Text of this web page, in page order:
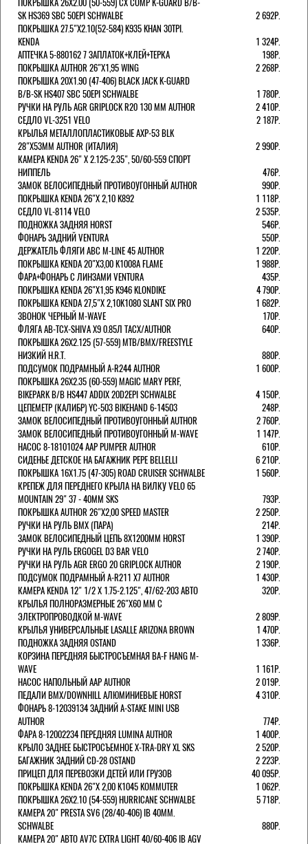
SK HS369 SBC 50EPI SCHWALBE
2 692Р.
ПОКРЫШКА 27.5"Х2.10(52-584) K935 KHAN 30TPI.
KENDA
1 324Р.
АПТЕЧКА 5-880162 7 ЗАПЛАТОК+КЛЕЙ+ТЕРКА
198Р.
ПОКРЫШКА AUTHOR 26"Х1,95 WING
2 268Р.
ПОКРЫШКА 20X1.90 (47-406) BLACK JACK K-GUARD
B/B-SK HS407 SBC 50EPI SCHWALBE
1 780Р.
РУЧКИ НА РУЛЬ AGR GRIPLOCK R20 130 ММ AUTHOR
2 410Р.
СЕДЛО VL-3251 VELO
2 187Р.
КРЫЛЬЯ МЕТАЛЛОПЛАСТИКОВЫЕ AXP-53 BLK
28"Х53ММ AUTHOR (ИТАЛИЯ)
2 990Р.
КАМЕРА KENDA 26" Х 2.125-2.35", 50/60-559 СПОРТ
НИППЕЛЬ
476Р.
ЗАМОК ВЕЛОСИПЕДНЫЙ ПРОТИВОУГОННЫЙ AUTHOR
990Р.
ПОКРЫШКА KENDA 26"Х 2,10 K892
1 118Р.
СЕДЛО VL-8114 VELO
2 535Р.
ПОДНОЖКА ЗАДНЯЯ HORST
546Р.
ФОНАРЬ ЗАДНИЙ VENTURA
550Р.
ДЕРЖАТЕЛЬ ФЛЯГИ АВС M-LINE 45 AUTHOR
1 220Р.
ПОКРЫШКА KENDA 20"Х3,00 K1008A FLAME
1 988Р.
ФАРА+ФОНАРЬ С ЛИНЗАМИ VENTURA
435Р.
ПОКРЫШКА KENDA 26"Х1,95 K946 KLONDIKE
4 790Р.
ПОКРЫШКА KENDA 27,5"Х 2,10K1080 SLANT SIX PRO
1 682Р.
ЗВОНОК ЧЕРНЫЙ M-WAVE
170Р.
ФЛЯГА AB-TCX-SHIVA X9 0.85Л TACX/AUTHOR
640Р.
ПОКРЫШКА 26X2.125 (57-559) MTB/BMX/FREESTYLE
НИЗКИЙ H.R.T.
880Р.
ПОДСУМОК ПОДРАМНЫЙ A-R244 AUTHOR
1 600Р.
ПОКРЫШКА 26X2.35 (60-559) MAGIC MARY PERF,
BIKEPARK B/B HS447 ADDIX 20D2EPI SCHWALBE
4 150Р.
ЦЕПЕМЕТР (КАЛИБР) YC-503 BIKEHAND 6-14503
248Р.
ЗАМОК ВЕЛОСИПЕДНЫЙ ПРОТИВОУГОННЫЙ AUTHOR
2 760Р.
ЗАМОК ВЕЛОСИПЕДНЫЙ ПРОТИВОУГОННЫЙ M-WAVE
1 147Р.
НАСОС 8-18101024 AAP PUMPER AUTHOR
610Р.
СИДЕНЬЕ ДЕТСКОЕ НА БАГАЖНИК PEPE BELLELLI
6 210Р.
ПОКРЫШКА 16X1.75 (47-305) ROAD CRUISER SCHWALBE
1 560Р.
КРЕПЕЖ ДЛЯ ПЕРЕДНЕГО КРЫЛА НА ВИЛКУ VELO 65
MOUNTAIN 29" 37 - 40ММ SKS
793Р.
ПОКРЫШКА AUTHOR 26"Х2,00 SPEED MASTER
2 250Р.
РУЧКИ НА РУЛЬ BMX (ПАРА)
214Р.
ЗАМОК ВЕЛОCИПЕДНЫЙ ЦЕПЬ 8Х1200ММ HORST
1 390Р.
РУЧКИ НА РУЛЬ ERGOGEL D3 BAR VELO
2 740Р.
РУЧКИ НА РУЛЬ AGR ERGO 20 GRIPLOCK AUTHOR
2 190Р.
ПОДСУМОК ПОДРАМНЫЙ A-R211 X7 AUTHOR
1 430Р.
КАМЕРА KENDA 12" 1/2 Х 1.75-2.125", 47/62-203 АВТО
320Р.
КРЫЛЬЯ ПОЛНОРАЗМЕРНЫЕ 26"Х60 ММ С
ЭЛЕКТРОПРОВОДКОЙ M-WAVE
2 809Р.
КРЫЛЬЯ УНИВЕРСАЛЬНЫЕ LASALLE ARIZONA BROWN
1 470Р.
ПОДНОЖКА ЗАДНЯЯ OSTAND
1 336Р.
КОРЗИНА ПЕРЕДНЯЯ БЫСТРОСЪЕМНАЯ BA-F HANG M-
WAVE
1 161Р.
НАСОС НАПОЛЬНЫЙ AAP AUTHOR
2 019Р.
ПЕДАЛИ BMX/DOWNHILL АЛЮМИНИЕВЫЕ HORST
4 310Р.
ФОНАРЬ 8-12039134 ЗАДНИЙ A-STAKE MINI USB
AUTHOR
774Р.
ФАРА 8-12002234 ПЕРЕДНЯЯ LUMINA AUTHOR
1 400Р.
КРЫЛО ЗАДНЕЕ БЫСТРОСЪЕМНОЕ X-TRA-DRY XL SKS
2 520Р.
БАГАЖНИК ЗАДНИЙ CD-28 OSTAND
2 223Р.
ПРИЦЕП ДЛЯ ПЕРЕВОЗКИ ДЕТЕЙ ИЛИ ГРУЗОВ
40 095Р.
ПОКРЫШКА KENDA 26"Х 2,00 K1045 KOMMUTER
1 062Р.
ПОКРЫШКА 26X2.10 (54-559) HURRICANE SCHWALBE
5 718Р.
КАМЕРА 20" PRESTA SV6 (28/40-406) IB 40MM.
SCHWALBE
880Р.
КАМЕРА 20" АВТО AV7C EXTRA LIGHT 40/60-406 IB AGV